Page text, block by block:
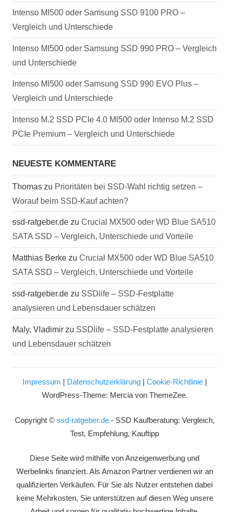
Intenso MI500 oder Samsung SSD 9100 PRO –
Vergleich und Unterschiede
Intenso MI500 oder Samsung SSD 990 PRO – Vergleich
und Unterschiede
Intenso MI500 oder Samsung SSD 990 EVO Plus –
Vergleich und Unterschiede
Intenso M.2 SSD PCIe 4.0 MI500 oder Intenso M.2 SSD
PCIe Premium – Vergleich und Unterschiede
NEUESTE KOMMENTARE
Thomas zu Prioritäten bei SSD-Wahl richtig setzen –
Worauf beim SSD-Kauf achten?
ssd-ratgeber.de zu Crucial MX500 oder WD Blue SA510
SATA SSD – Vergleich, Unterschiede und Vorteile
Matthias Berke zu Crucial MX500 oder WD Blue SA510
SATA SSD – Vergleich, Unterschiede und Vorteile
ssd-ratgeber.de zu SSDlife – SSD-Festplatte
analysieren und Lebensdauer schätzen
Maly, Vladimir zu SSDlife – SSD-Festplatte analysieren
und Lebensdauer schätzen
Impressum | Datenschutzerklärung| Cookie-Richtlinie|
WordPress-Theme: Mercia von ThemeZee.
Copyright © ssd-ratgeber.de- SSD Kaufberatung: Vergleich,
Test, Empfehlung, Kauftipp
Diese Seite wird mithilfe von Anzeigenwerbung und
Werbelinks finanziert. Als Amazon Partner verdienen wir an
qualifizierten Verkäufen. Für Sie als Nutzer entstehen dabei
keine Mehrkosten, Sie unterstützen auf diesen Weg unsere